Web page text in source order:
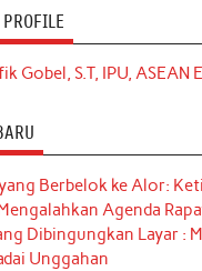
Gobel, S.T, IPU, ASEAN
Berbelok ke Alor:
Agenda
Dibingungkan Layar :
Unggahan